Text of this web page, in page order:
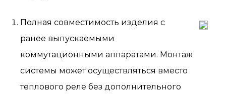
Полная совместимость изделия с
ранее выпускаемыми
коммутационными аппаратами. Монтаж
системы может осуществляться вместо
теплового реле без дополнительного